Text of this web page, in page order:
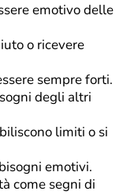
emotivo delle
o ricevere
sempre forti.
degli altri
limiti o si
emotivi.
come segni di